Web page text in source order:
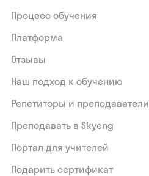
Процесс обучения
Платформа
Отзывы
Наш подход к обучению
Репетиторы и преподаватели
Преподавать в Skyeng
Портал для учителей
Подарить сертификат